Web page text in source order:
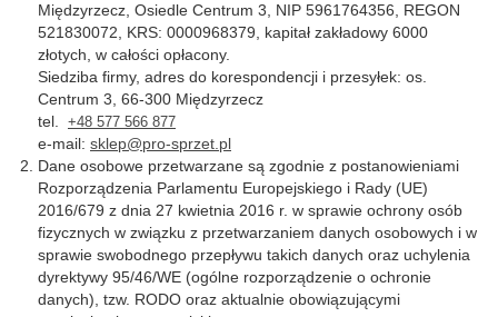
Międzyrzecz, Osiedle Centrum 3, NIP 5961764356, REGON
521830072, KRS: 0000968379, kapitał zakładowy 6000
złotych, w całości opłacony.
Siedziba firmy, adres do korespondencji i przesyłek: os.
Centrum 3, 66-300 Międzyrzecz
tel.
+48 577 566 877
e-mail: sklep@pro-sprzet.pl
Dane osobowe przetwarzane są zgodnie z postanowieniami
Rozporządzenia Parlamentu Europejskiego i Rady (UE)
2016/679 z dnia 27 kwietnia 2016 r. w sprawie ochrony osób
fizycznych w związku z przetwarzaniem danych osobowych i w
sprawie swobodnego przepływu takich danych oraz uchylenia
dyrektywy 95/46/WE (ogólne rozporządzenie o ochronie
danych), tzw. RODO oraz aktualnie obowiązującymi